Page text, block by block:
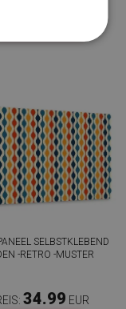
SELBSTKLEBEND
-RETRO -MUSTER
34.99 EUR